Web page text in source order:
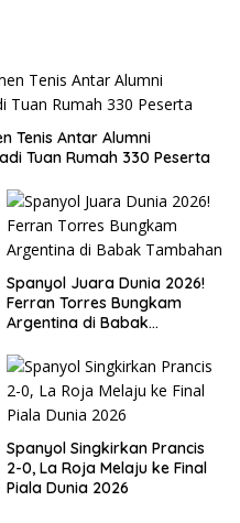
Tenis Antar Alumni
Tuan Rumah 330 Peserta
Spanyol Juara Dunia 2026!
Ferran Torres Bungkam
Argentina di Babak
Spanyol Singkirkan Prancis
2-0, La Roja Melaju ke Final
Piala Dunia 2026